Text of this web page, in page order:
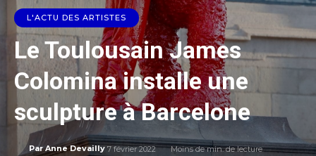
L'ACTU DES ARTISTES
Le Toulousain James
Colomina installe une
sculpture à Barcelone
Par Anne Devailly 7 février 2022 Moins demin. de lecture